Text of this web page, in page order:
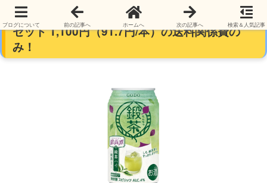
【お酒】合同酒精 鍛茶 鍛高譚の緑茶ハイ12本
セット 1,100円（91.7円/本）の送料関係費の
み！
ブログについて 前の記事へ ホームへ 次の記事へ 検索＆人気記事